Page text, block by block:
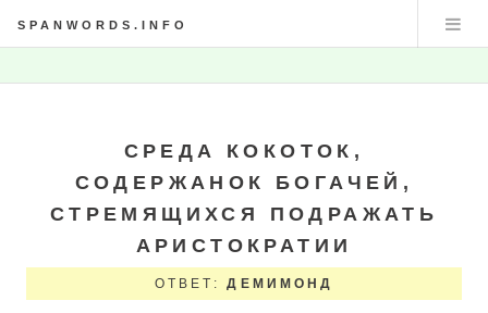
SPANWORDS.INFO
СРЕДА КОКОТОК,
СОДЕРЖАНОК БОГАЧЕЙ,
СТРЕМЯЩИХСЯ ПОДРАЖАТЬ
АРИСТОКРАТИИ
ОТВЕТ:ДЕМИМОНД